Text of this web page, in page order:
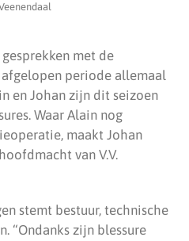
met de
periode allemaal
en Johan zijn dit seizoen
Waar Alain nog
maakt Johan
van V.V.
stemt bestuur, technische
“Ondanks zijn blessure